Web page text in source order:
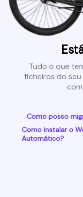
Tudo o que
ficheiros do seu
Como posso
Como instalar o
Automático?